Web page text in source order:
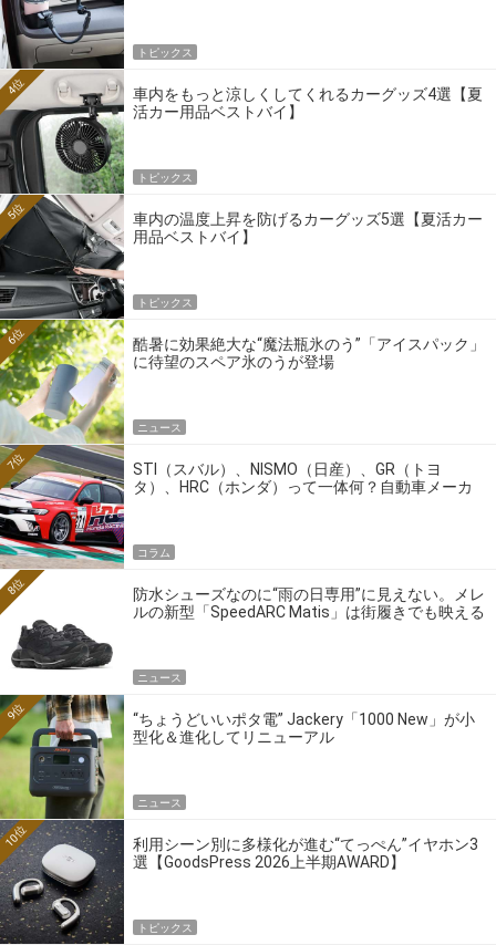
トピックス
車内をもっと涼しくしてくれるカーグッズ4選【夏
活カー用品ベストバイ】
4位
トピックス
車内の温度上昇を防げるカーグッズ5選【夏活カー
用品ベストバイ】
5位
トピックス
酷暑に効果絶大な“魔法瓶氷のう”「アイスパック」
に待望のスペア氷のうが登場
6位
ニュース
STI（スバル）、NISMO（日産）、GR（トヨ
タ）、HRC（ホンダ）って一体何？自動車メーカ
7位
コラム
防水シューズなのに“雨の日専用”に見えない。メレ
ルの新型「SpeedARC Matis」は街履きでも映える
8位
ニュース
“ちょうどいいポタ電” Jackery「1000 New」が小
型化＆進化してリニューアル
9位
ニュース
利用シーン別に多様化が進む“てっぺん”イヤホン3
選【GoodsPress 2026上半期AWARD】
10位
トピックス